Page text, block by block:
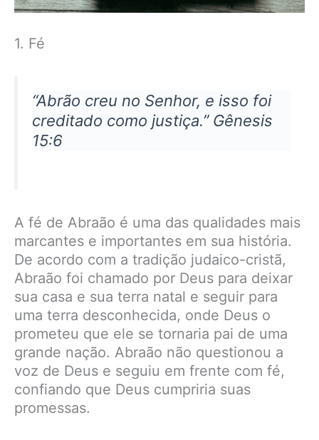
1. Fé
“Abrão creu no Senhor, e isso foi
creditado como justiça.” Gênesis
15:6
A fé de Abraão é uma das qualidades mais
marcantes e importantes em sua história.
De acordo com a tradição judaico-cristã,
Abraão foi chamado por Deus para deixar
sua casa e sua terra natal e seguir para
uma terra desconhecida, onde Deus o
prometeu que ele se tornaria pai de uma
grande nação. Abraão não questionou a
voz de Deus e seguiu em frente com fé,
confiando que Deus cumpriria suas
promessas.